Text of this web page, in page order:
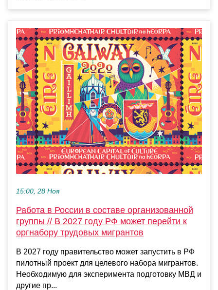
15:00, 28 Ноя
Работа в России в составе организованной
группы // В 2027 году РФ может перейти к
оргнабору трудовых мигрантов
В 2027 году правительство может запустить в РФ
пилотный проект для целевого набора мигрантов.
Необходимую для эксперимента подготовку МВД и
другие пр...